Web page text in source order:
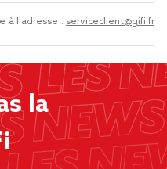
à l'adresse : serviceclient@gifi.fr
la